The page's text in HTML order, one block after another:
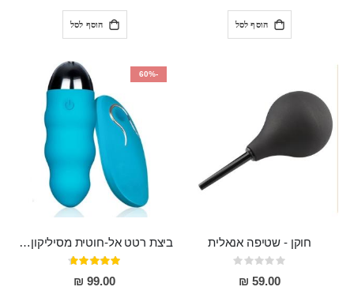
הוסף לסל הוסף לסל
חוקן - שטיפה אנאלית
Rating:
0%
59.00 ₪
-60%
ביצת רטט אל-חוטית מסיליקון רפואי בגודל של 8 ס"מ ורוחב 3 ס"מ בעלת 20 מהירויות שונות "ENKI"
דירוג:
93%
99.00 ₪